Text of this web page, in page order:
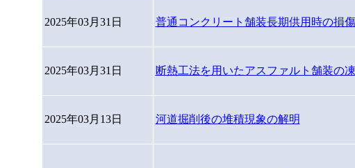
2025年03月31日 普通コンクリート舗装長期供用時の損
2025年03月31日 断熱工法を用いたアスファルト舗装の
2025年03月13日 河道掘削後の堆積現象の解明